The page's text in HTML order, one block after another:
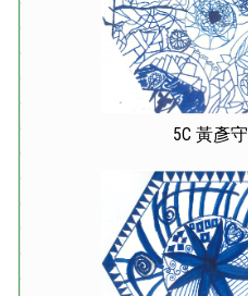
5C 黃彥守